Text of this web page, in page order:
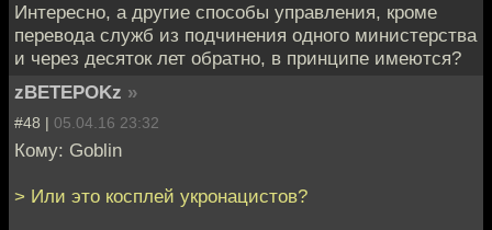
Интересно, а другие способы управления, кроме
перевода служб из подчинения одного министерства
и через десяток лет обратно, в принципе имеются?
zBETEPOKz »
#48 | 05.04.16 23:32
Кому: Goblin
> Или это косплей укронацистов?